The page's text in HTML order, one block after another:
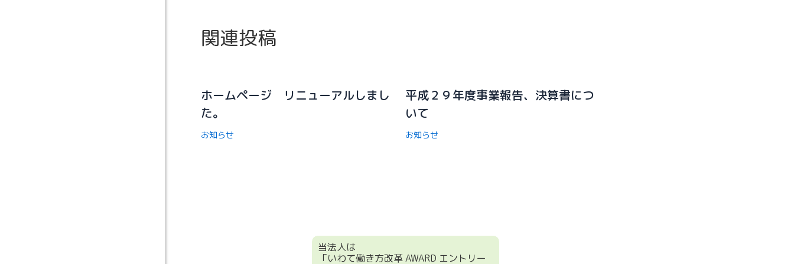
関連投稿
ホームページ リニューアルしまし
た。
お知らせ
平成２９年度事業報告、決算書につ
いて
お知らせ
当法人は
「いわて働き方改革 AWARD エントリー